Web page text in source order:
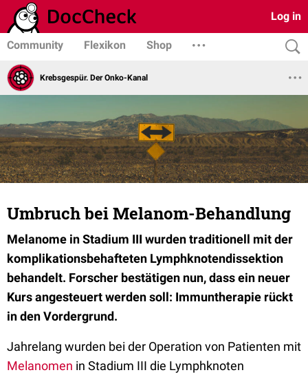
Log in
Community Flexikon Shop
Krebsgespür. Der Onko-Kanal
Umbruch bei Melanom-Behandlung
Melanome in Stadium III wurden traditionell mit der
komplikationsbehafteten Lymphknotendissektion
behandelt. Forscher bestätigen nun, dass ein neuer
Kurs angesteuert werden soll: Immuntherapie rückt
in den Vordergrund.
Jahrelang wurden bei der Operation von Patienten mit
Melanomen in Stadium III die Lymphknoten